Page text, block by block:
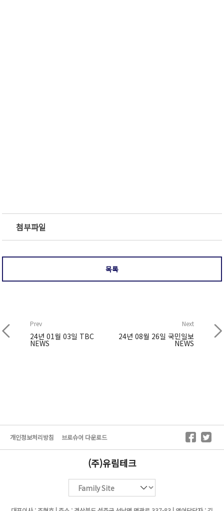
첨부파일
Prev
24년 01월 03일 TBC
NEWS
목록
Next
24년 08월 26일 국민일보
NEWS
개인정보처리방침 브로슈어 다운로드
(주)유림테크